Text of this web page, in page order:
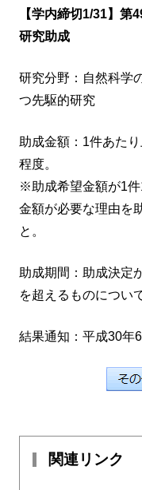
【学内締切1/31】第
研究助成
研究分野：自然科学
つ先駆的研究
助成金額：1件あた
程度。
※助成希望金額が1
金額が必要な理由を
と。
助成期間：助成決定
を超えるものについ
結果通知：平成30年
関連リンク